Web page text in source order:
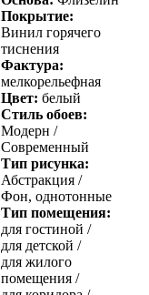
Покрытие:
Винил горячего
тиснения
Фактура:
мелкорельефная
Цвет: белый
Стиль обоев:
Модерн /
Современный
Тип рисунка:
Абстракция /
Фон, однотонные
Тип помещения:
для гостиной /
для детской /
для жилого
помещения /